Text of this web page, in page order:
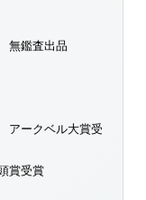
無鑑査出品
アークベル大賞受
頭賞受賞